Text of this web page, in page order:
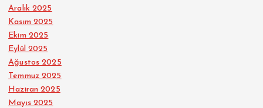
Aralık 2025
Kasım 2025
Ekim 2025
Eylül 2025
Ağustos 2025
Temmuz 2025
Haziran 2025
Mayıs 2025